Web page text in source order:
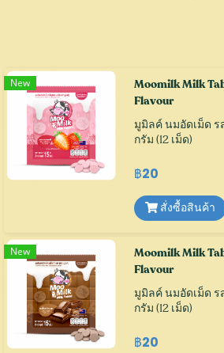
New
Moomilk Milk
Flavour
มูมิลค์ นมอัดเม็ด ร
กรัม (12 เม็ด)
฿20
สั่งซื้อสินค้า
New
Moomilk Milk
Flavour
มูมิลค์ นมอัดเม็ด
กรัม (12 เม็ด)
฿20